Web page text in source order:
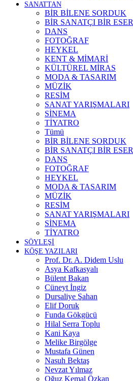
SANATTAN
BİR BİLENE SORDUK
BİR SANATÇI BİR ESER
DANS
FOTOĞRAF
HEYKEL
KENT & MİMARİ
KÜLTÜREL MİRAS
MODA & TASARIM
MÜZİK
RESİM
SANAT YARIŞMALARI
SİNEMA
TİYATRO
Tümü
BİR BİLENE SORDUK
BİR SANATÇI BİR ESER
DANS
FOTOĞRAF
HEYKEL
MODA & TASARIM
MÜZİK
RESİM
SANAT YARIŞMALARI
SİNEMA
TİYATRO
SÖYLEŞİ
KÖŞE YAZILARI
Prof. Dr. A. Didem Uslu
Asya Kafkasyalı
Bülent Bakan
Cüneyt İngiz
Dursaliye Şahan
Elif Doruk
Funda Gökgücü
Hilal Serra Toplu
Kani Kaya
Melike Birgölge
Mustafa Günen
Nasuh Bektaş
Nevzat Yılmaz
Oğuz Kemal Özkan